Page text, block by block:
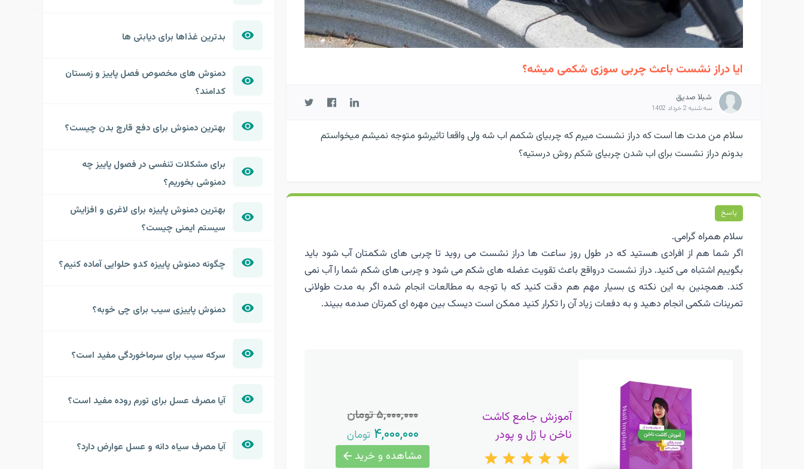
ایا دراز نشست باعث چربی سوزی شکمی میشه؟
شیلا صدیق
سه شنبه 2 خرداد 1402
سلام من مدت ها است که دراز نشست میرم که چربیای شکمم اب شه ولی واقعا تاثیرشو متوجه نمیشم میخواستم
بدونم دراز نشست برای اب شدن چربیای شکم روش درستیه؟
پاسخ
سلام همراه گرامی.
اگر شما هم از افرادی هستید که در طول روز ساعت ها دراز نشست می روید تا چربی های شکمتان آب شود باید
بگوییم اشتباه می کنید. دراز نشست درواقع باعث تقویت عضله های شکم می شود و چربی های شکم شما را آب نمی
کند. همچنین به این نکته ی بسیار مهم هم دقت کنید که با توجه به مطالعات انجام شده اگر به مدت طولانی
تمرینات شکمی انجام دهید و به دفعات زیاد آن را تکرار کنید ممکن است دیسک بین مهره ای کمرتان صدمه ببیند.
آموزش جامع کاشت
ناخن با ژل و پودر
۵,۰۰۰,۰۰۰ تومان
۴,۰۰۰,۰۰۰ تومان
مشاهده و خرید
بدترین غذاها برای دیابتی ها
دمنوش های مخصوص فصل پاییز و زمستان
کدامند؟
بهترین دمنوش برای دفع قارچ بدن چیست؟
برای مشکلات تنفسی در فصول پاییز چه
دمنوشی بخوریم؟
بهترین دمنوش پاییزه برای لاغری و افزایش
سیستم ایمنی چیست؟
چگونه دمنوش پاییزه کدو حلوایی آماده کنیم؟
دمنوش پاییزی سیب برای چی خوبه؟
سرکه سیب برای سرماخوردگی مفید است؟
آیا مصرف عسل برای تورم روده مفید است؟
آیا مصرف سیاه دانه و عسل عوارض دارد؟